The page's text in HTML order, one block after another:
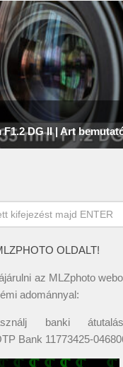
OLDALT!
az MLZphoto
adománnyal:
banki
Bank 11773425-